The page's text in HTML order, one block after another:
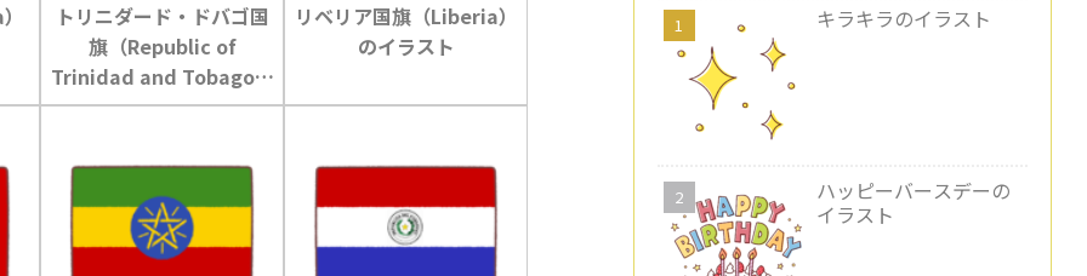
トリニダード・ドバゴ国
旗（Republic of
Trinidad and Tobago）
のイラスト
リベリア国旗（Liberia）
のイラスト
キラキラのイラスト
ハッピーバースデーの
イラスト